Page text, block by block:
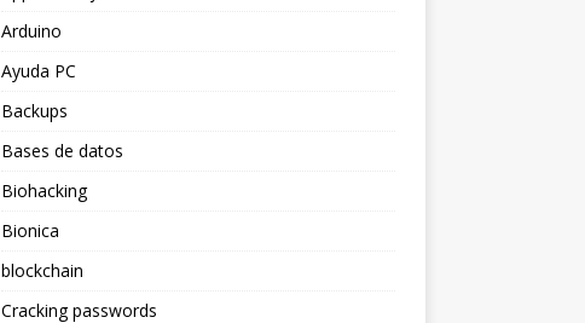
Arduino
Ayuda PC
Backups
Bases de datos
Biohacking
Bionica
blockchain
Cracking passwords